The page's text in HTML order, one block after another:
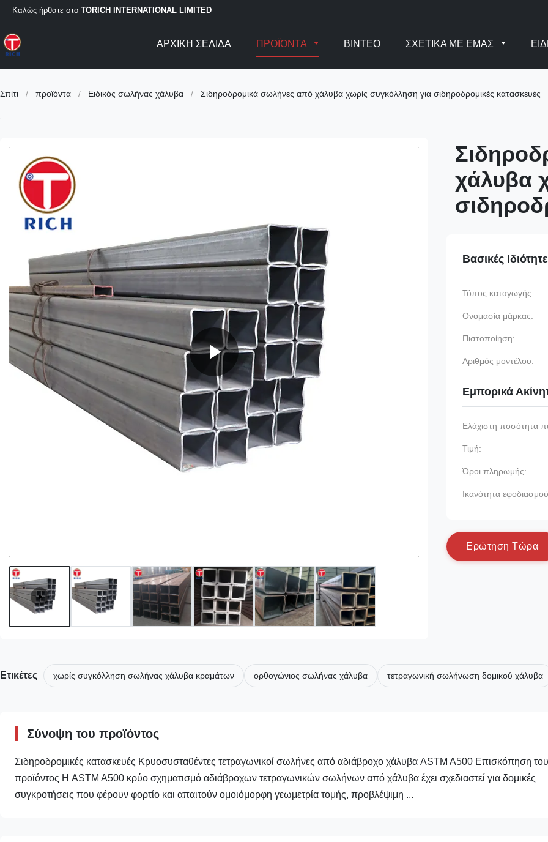
Καλώς ήρθατε στο TORICH INTERNATIONAL LIMITED
ΑΡΧΙΚΉ ΣΕΛΊΔΑ ΠΡΟΪΌΝΤΑ ΒΊΝΤΕΟ ΣΧΕΤΙΚΆ ΜΕ ΕΜΆΣ
Σπίτι / προϊόντα / Ειδικός σωλήνας χάλυβα / Σιδηροδρομικά σωλήνες από χάλυβα χωρίς συγκόλληση για σιδηροδρομικές κατασκευές
χάλυβα
Βασικές
Τόπος καταγωγής:
Ονομασία μάρκας:
Πιστοποίηση:
Αριθμός μοντέλου:
Εμπορικά
Ελάχιστη ποσότητα
Τιμή:
Όροι πληρωμής:
Ικανότητα
Ερώτηση Τώρα
Ετικέτες χωρίς συγκόλληση σωλήνας χάλυβα κραμάτων ορθογώνιος σωλήνας χάλυβα τετραγωνική σωλήνωση δομικού χάλυβα
Σύνοψη του προϊόντος
Σιδηροδρομικές κατασκευές Κρυοσυσταθέντες τετραγωνικοί σωλήνες από αδιάβροχο χάλυβα ASTM A500 Επισκόπηση του
προϊόντος Η ASTM A500 κρύο σχηματισμό αδιάβροχων τετραγωνικών σωλήνων από χάλυβα έχει σχεδιαστεί για δομικές
συγκροτήσεις που φέρουν φορτίο και απαιτούν ομοιόμορφη γεωμετρία τομής, προβλέψιμη ...